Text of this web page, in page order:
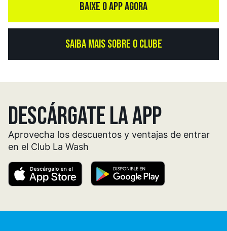
BAIXE O APP AGORA
SAIBA MAIS SOBRE O CLUBE
DESCÁRGATE LA APP
Aprovecha los descuentos y ventajas de entrar
en el Club La Wash